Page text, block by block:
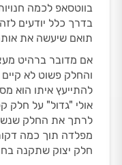
בווטסאפ לכמה
בדרך כלל יודעים
תואם שיעשה את
אם מדובר ברהיט
והחלק פשוט לא
להתייעץ איתו הוא
אולי "גדול" על חלק
לרתך את החלק
מפלדה תוך כמה
חלק יצוק שתקנה